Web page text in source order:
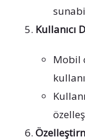
Kullanıcı
Mobil